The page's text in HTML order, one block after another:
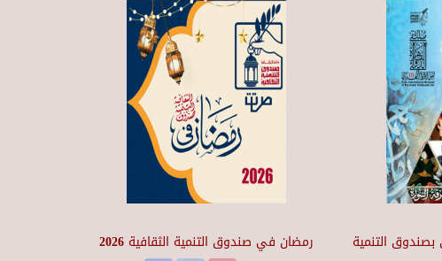
رمضان في صندوق التنمية الثقافية 2026
بصندوق التنمية